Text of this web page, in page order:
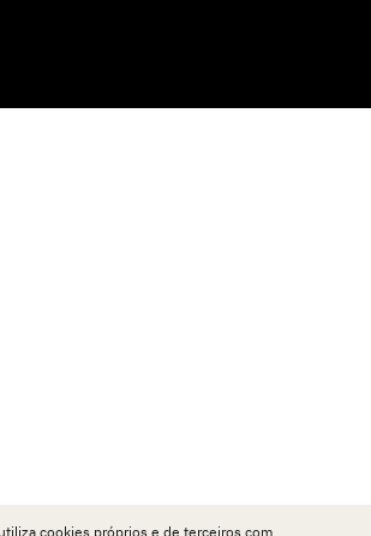
cookies próprios e de terceiros com